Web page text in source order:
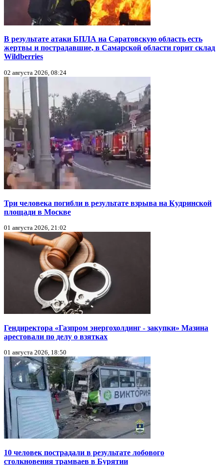
В результате атаки БПЛА на Саратовскую область есть
жертвы и пострадавшие, в Самарской области горит склад
Wildberries
02 августа 2026, 08:24
Три человека погибли в результате взрыва на Кудринской
площади в Москве
01 августа 2026, 21:02
Гендиректора «Газпром энергохолдинг - закупки» Мазина
арестовали по делу о взятках
01 августа 2026, 18:50
10 человек пострадали в результате лобового
столкновения трамваев в Бурятии